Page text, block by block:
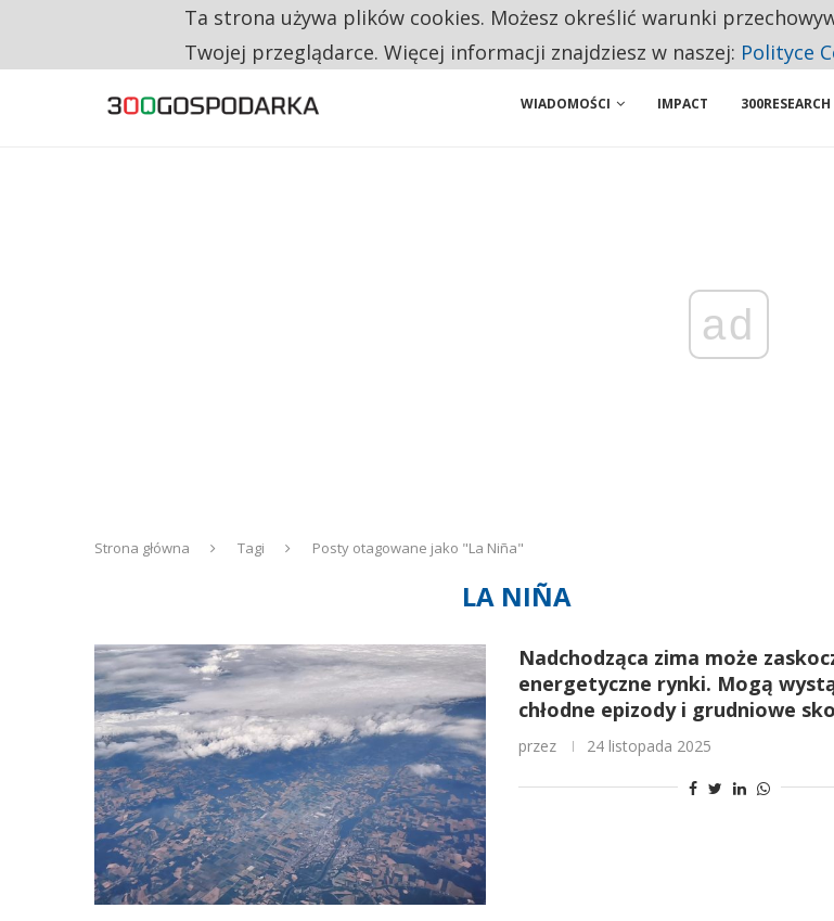
RESTRYKCJE CHIN UDERZAJĄ W EUROPEJSKI PRZEMYSŁ. NA LIŚCIE SĄ DWA PODMIOTY Z POLSKI
WIADOMOŚCI IMPACT 300RESEARCH
ad
Strona główna Tagi Posty otagowane jako "La Niña"
LA NIÑA
Nadchodząca zima może
energetyczne rynki. Mogą
chłodne epizody i grudniowe
przez 24 listopada 2025
Ta strona używa plików cookies. Możesz określić warunki
Twojej przeglądarce. Więcej informacji znajdziesz w naszej: Polityce